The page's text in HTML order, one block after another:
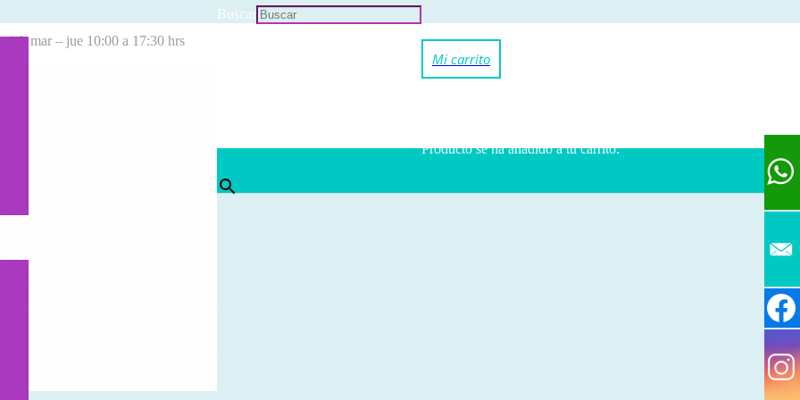
mar – jue 10:00 a 17:30 hrs
Buscar
Productose ha añadido a tu carrito.